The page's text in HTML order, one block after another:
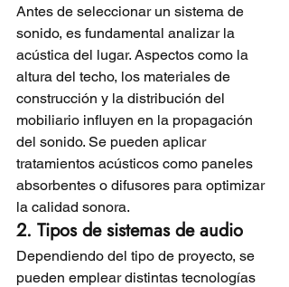
Antes de seleccionar un sistema de
sonido, es fundamental analizar la
acústica del lugar. Aspectos como la
altura del techo, los materiales de
construcción y la distribución del
mobiliario influyen en la propagación
del sonido. Se pueden aplicar
tratamientos acústicos como paneles
absorbentes o difusores para optimizar
la calidad sonora.
2. Tipos de sistemas de audio
Dependiendo del tipo de proyecto, se
pueden emplear distintas tecnologías